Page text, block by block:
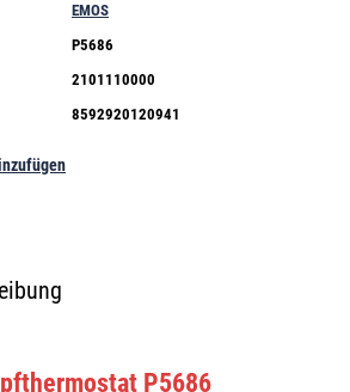
EMOS
P5686
2101110000
8592920120941
P5686